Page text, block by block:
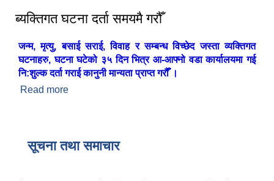
ब्यक्तिगत घटना दर्ता समयमै गरौँ
जन्म, मृत्यु, बसाई सराई, विवाह र सम्बन्ध विच्छेद जस्ता व्यक्तिगत
घटनाहरु, घटना घटेको ३५ दिन भित्र आ-आफ्नो वडा कार्यालयमा गई
नि:शुल्क दर्ता गराई कानुनी मान्यता प्राप्त गरौँ ।
Read more
सूचना तथा समाचार